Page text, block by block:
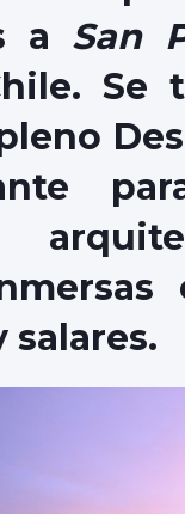
a San
Se
salares.